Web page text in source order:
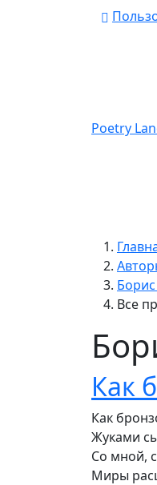
Poetry
Все
Как
Как
Жуками
Со мной,
Миры